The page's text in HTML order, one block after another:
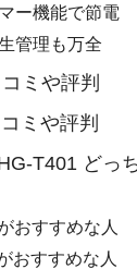
ー機能で節電
管理も万全
ミや評判
ミや評判
T401 どっ
おすすめな人
おすすめな人